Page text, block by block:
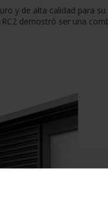
y de alta calidad para
demostró ser una